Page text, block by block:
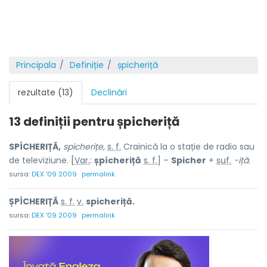
Principala Definiție șpicheriță
rezultate (13) Declinări
13 definiții pentrușpicheriță
SPÍCHERIȚĂ, spicherițe, s. f. Crainică la o stație de radio sau
de televiziune. [ Var.: șpícheriță s. f. ] – Spicher + suf. -iță.
sursa:DEX '09 2009 permalink
ȘPÍCHERIȚĂ s. f. v. spicheriță.
sursa:DEX '09 2009 permalink